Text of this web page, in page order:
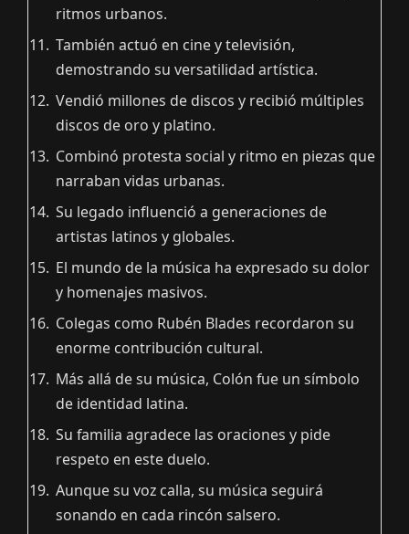
ritmos urbanos.
También actuó en cine y televisión,
demostrando su versatilidad artística.
Vendió millones de discos y recibió múltiples
discos de oro y platino.
Combinó protesta social y ritmo en piezas que
narraban vidas urbanas.
Su legado influenció a generaciones de
artistas latinos y globales.
El mundo de la música ha expresado su dolor
y homenajes masivos.
Colegas como Rubén Blades recordaron su
enorme contribución cultural.
Más allá de su música, Colón fue un símbolo
de identidad latina.
Su familia agradece las oraciones y pide
respeto en este duelo.
Aunque su voz calla, su música seguirá
sonando en cada rincón salsero.